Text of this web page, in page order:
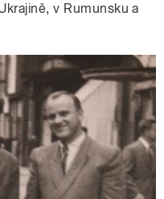
v Rumunsku a